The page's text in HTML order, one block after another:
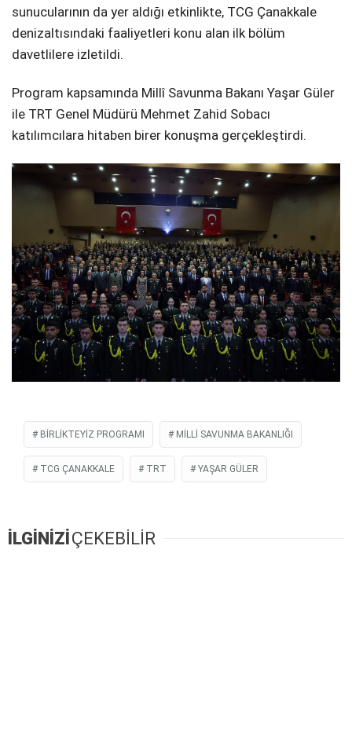
sunucularının da yer aldığı etkinlikte, TCG Çanakkale
denizaltısındaki faaliyetleri konu alan ilk bölüm
davetlilere izletildi.
Program kapsamında Millî Savunma Bakanı Yaşar Güler
ile TRT Genel Müdürü Mehmet Zahid Sobacı
katılımcılara hitaben birer konuşma gerçekleştirdi.
BIRLIKTEYIZ PROGRAMI MILLI SAVUNMA BAKANLIĞI
TCG ÇANAKKALE TRT YAŞAR GÜLER
İLGİNİZİ ÇEKEBİLİR